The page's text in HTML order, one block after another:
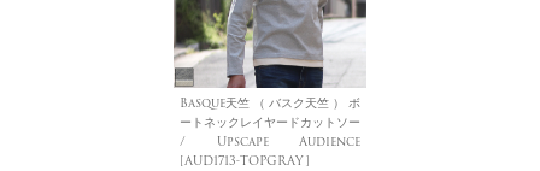
Basque天竺 （ バスク天竺 ） ボ
ートネックレイヤードカットソー
/ Upscape Audience
[AUD1713-TOPGRAY]